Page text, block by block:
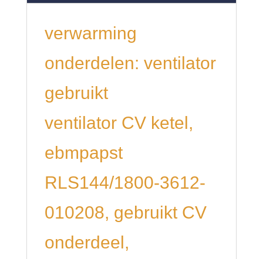
verwarming
onderdelen: ventilator
gebruikt
ventilator CV ketel,
ebmpapst
RLS144/1800-3612-
010208, gebruikt CV
onderdeel,